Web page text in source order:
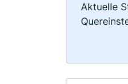
Aktuelle